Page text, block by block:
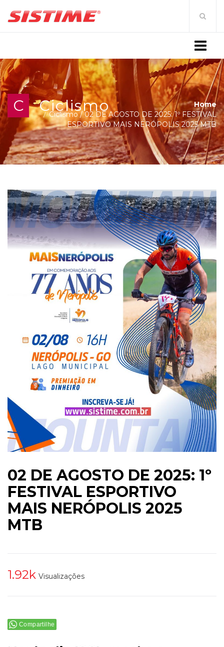
C Ciclismo
Home
Ciclismo /02 DE AGOSTO DE 2025: 1º FESTIVAL
ESPORTIVO MAIS NERÓPOLIS 2025 MTB
02 DE AGOSTO DE 2025: 1º
FESTIVAL ESPORTIVO
MAIS NERÓPOLIS 2025
MTB
1.92k Visualizações
Compartilhe